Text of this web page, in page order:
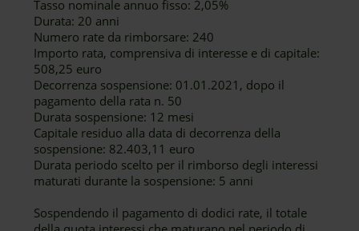
Tasso nominale annuo fisso: 2,05%
Durata: 20 anni
Numero rate da rimborsare: 240
Importo rata, comprensiva di interesse e di capitale:
508,25 euro
Decorrenza sospensione: 01.01.2021, dopo il
pagamento della rata n. 50
Durata sospensione: 12 mesi
Capitale residuo alla data di decorrenza della
sospensione: 82.403,11 euro
Durata periodo scelto per il rimborso degli interessi
maturati durante la sospensione: 5 anni
Sospendendo il pagamento di dodici rate, il totale